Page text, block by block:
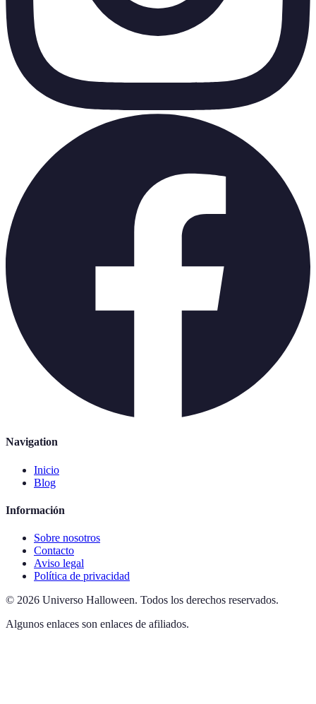
Navigation
Inicio
Blog
Información
Sobre nosotros
Contacto
Aviso legal
Política de privacidad
© 2026 Universo Halloween. Todos los derechos reservados.
Algunos enlaces son enlaces de afiliados.